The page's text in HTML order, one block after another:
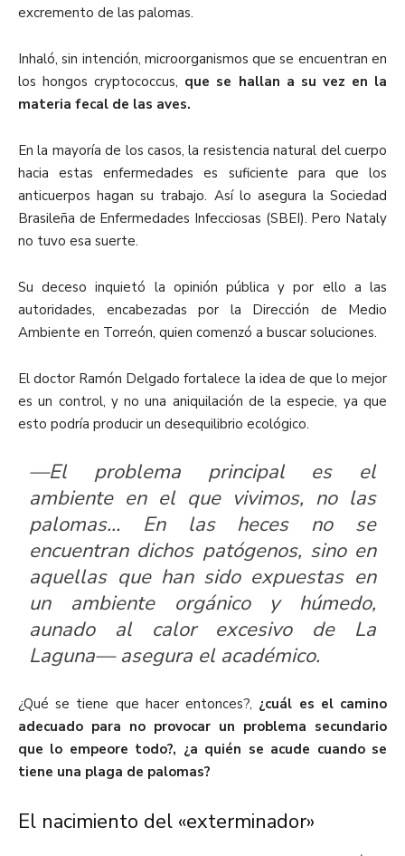
excremento de las palomas.
Inhaló, sin intención, microorganismos que se encuentran en
los hongos cryptococcus, que se hallan a su vez en la
materia fecal de las aves.
En la mayoría de los casos, la resistencia natural del cuerpo
hacia estas enfermedades es suficiente para que los
anticuerpos hagan su trabajo. Así lo asegura la Sociedad
Brasileña de Enfermedades Infecciosas (SBEI). Pero Nataly
no tuvo esa suerte.
Su deceso inquietó la opinión pública y por ello a las
autoridades, encabezadas por la Dirección de Medio
Ambiente en Torreón, quien comenzó a buscar soluciones.
El doctor Ramón Delgado fortalece la idea de que lo mejor
es un control, y no una aniquilación de la especie, ya que
esto podría producir un desequilibrio ecológico.
—El problema principal es el
ambiente en el que vivimos, no las
palomas… En las heces no se
encuentran dichos patógenos, sino en
aquellas que han sido expuestas en
un ambiente orgánico y húmedo,
aunado al calor excesivo de La
Laguna— asegura el académico.
¿Qué se tiene que hacer entonces?, ¿cuál es el camino
adecuado para no provocar un problema secundario
que lo empeore todo?, ¿a quién se acude cuando se
tiene una plaga de palomas?
El nacimiento del «exterminador»